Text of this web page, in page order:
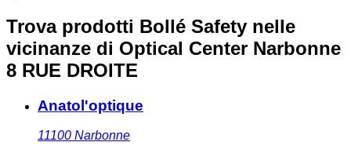
Trova prodotti Bollé Safety nelle
vicinanze di Optical Center Narbonne
8 RUE DROITE
Anatol'optique
11100 Narbonne